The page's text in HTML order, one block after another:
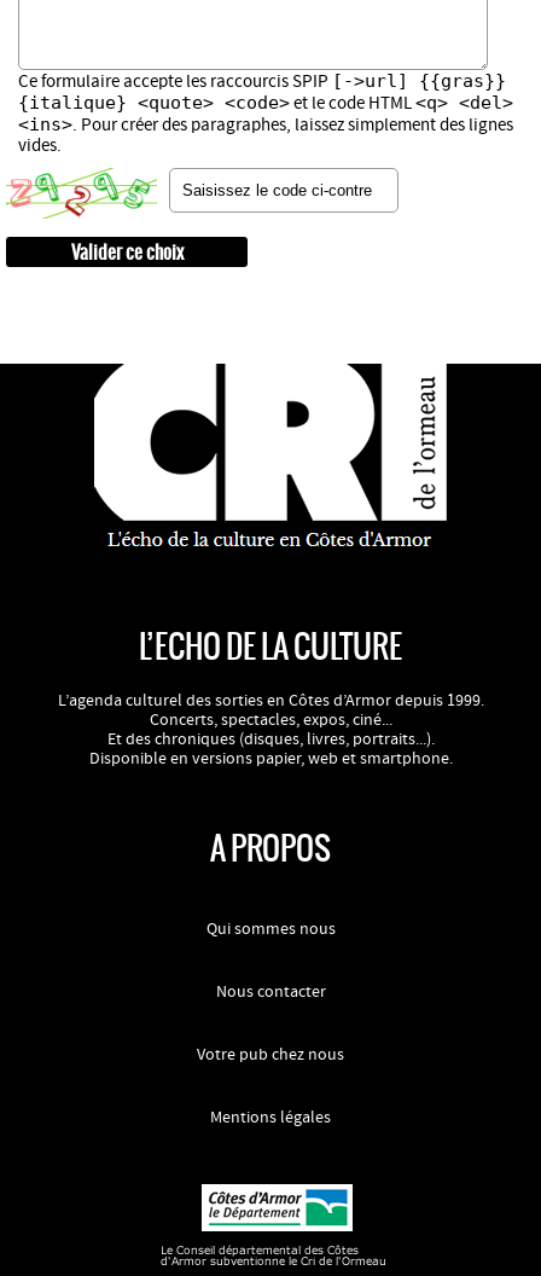
Ce formulaire accepte les raccourcis SPIP [->url] {{gras}}
{italique} <quote> <code>et le code HTML<q> <del>
<ins>. Pour créer des paragraphes, laissez simplement des lignes
vides.
L’ECHO DE LA CULTURE
L’agenda culturel des sorties en Côtes d’Armor depuis 1999.
Concerts, spectacles, expos, ciné...
Et des chroniques (disques, livres, portraits...).
Disponible en versions papier, web et smartphone.
A PROPOS
Qui sommes nous
Nous contacter
Votre pub chez nous
Mentions légales